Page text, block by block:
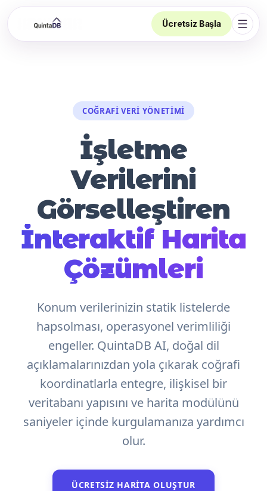
Ücretsiz Başla
COĞRAFI VERI YÖNETIMI
İşletme
Verilerini
Görselleştiren
İnteraktif Harita
Çözümleri
Konum verilerinizin statik listelerde
hapsolması, operasyonel verimliliği
engeller. QuintaDB AI, doğal dil
açıklamalarınızdan yola çıkarak coğrafi
koordinatlarla entegre, ilişkisel bir
veritabanı yapısını ve harita modülünü
saniyeler içinde kurgulamanıza yardımcı
olur.
ÜCRETSIZ HARITA OLUŞTUR